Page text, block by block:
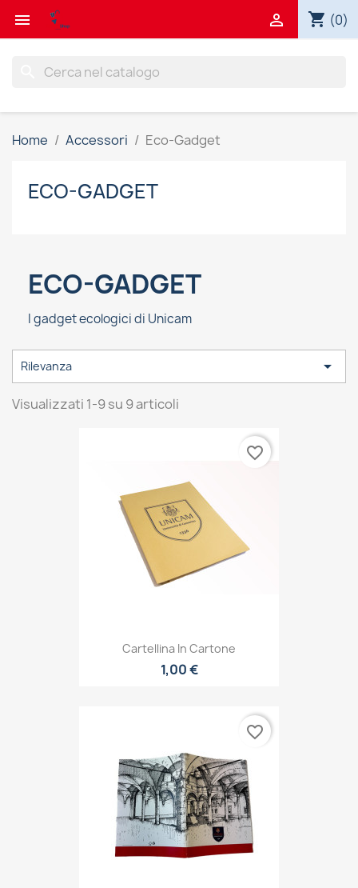
 shopping_cart (0)

Home Accessori Eco-Gadget
ECO-GADGET
ECO-GADGET
I gadget ecologici di Unicam
Rilevanza 
Visualizzati 1-9 su 9 articoli
Cartellina In Cartone
1,00 €
favorite_border
favorite_border